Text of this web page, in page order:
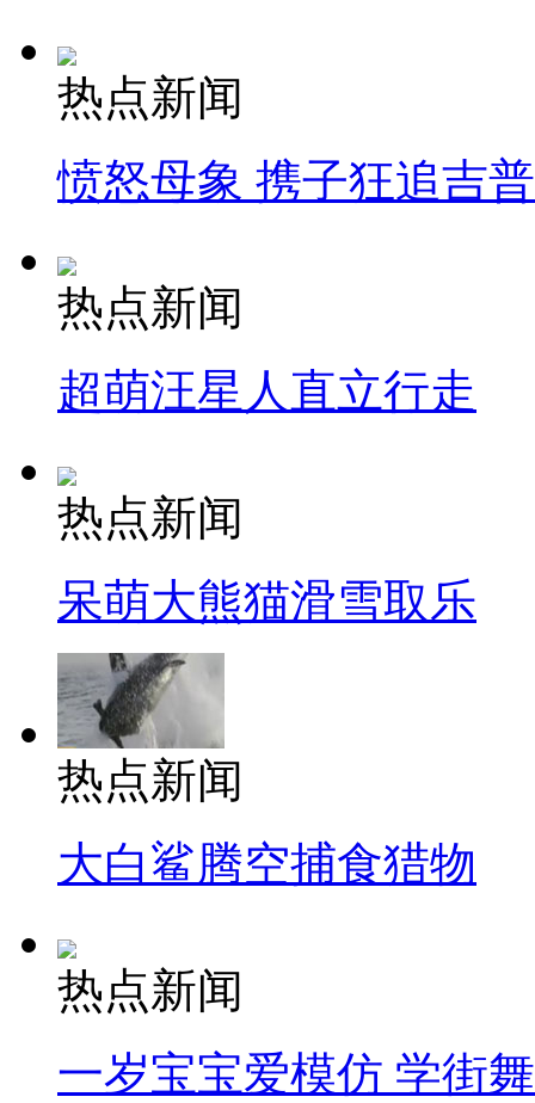
热点新闻
愤怒母象 携子狂追吉
热点新闻
超萌汪星人直立行走
热点新闻
呆萌大熊猫滑雪取乐
热点新闻
大白鲨腾空捕食猎物
热点新闻
一岁宝宝爱模仿 学街